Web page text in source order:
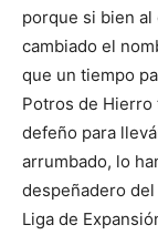
porque si bien al
cambiado el
que un tiempo
Potros de Hierro
defeño para
arrumbado, lo
despeñadero
Liga de